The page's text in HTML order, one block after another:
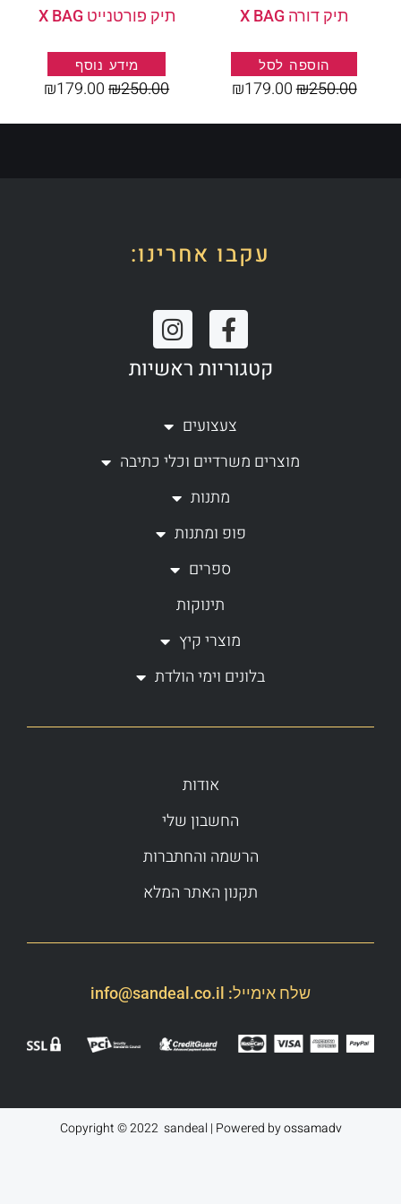
תיק דורה X BAG
הוספה לסל
₪250.00
₪179.00
תיק פורטנייט X BAG
מידע נוסף
₪250.00
₪179.00
עקבו אחרינו:
F
a
c
b
o
o
k
f
I
n
s
a
r
a
קטגוריות ראשיות
צעצועים
מוצרים משרדיים וכלי כתיבה
מתנות
פופ ומתנות
ספרים
תינוקות
מוצרי קיץ
בלונים וימי הולדת
אודות
החשבון שלי
הרשמה והחתברות
תקנון האתר המלא
שלח אימייל: info@sandeal.co.il
Copyright © 2022 sandeal | Powered byossamadv